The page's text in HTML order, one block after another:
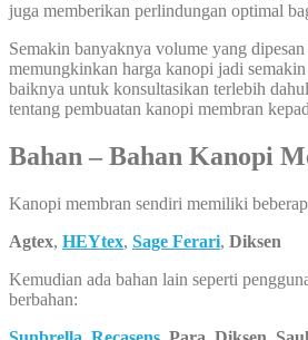
juga memberikan perlindungan optimal
Semakin banyaknya volume yang dipesan
memungkinkan harga kanopi jadi
baiknya untuk konsultasikan terlebih
tentang pembuatan kanopi membran
Bahan – Bahan Kanopi
Kanopi membran sendiri memiliki
Agtex, HEYtex, Sage Ferari, Diksen
Kemudian ada bahan lain seperti
berbahan: